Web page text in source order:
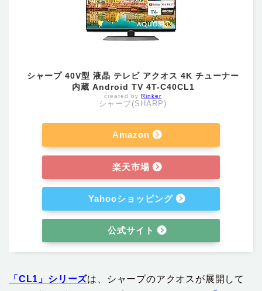
シャープ 40V型 液晶 テレビ アクオス 4K チューナー
内蔵 Android TV 4T-C40CL1
created byRinker
シャープ(SHARP)
Amazon
楽天市場
Yahooショッピング
公式サイト
「CL1」シリーズは、シャープのアクオスが展開して